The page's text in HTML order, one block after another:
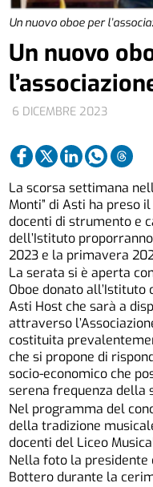
Un nuovo oboe per
6 DICEMBRE 2023
Un nuovo
La scorsa settimana
Monti” di Asti ha preso
docenti di strumento e
dell’Istituto
2023 e la primavera
La serata si è aperta
Oboe donato
Asti Host che sarà a
attraverso
costituita
che si propone di
socio-economico che
serena frequenza della
Nel programma del
della tradizione
docenti del Liceo
Nella foto la presidente
Bottero durante la